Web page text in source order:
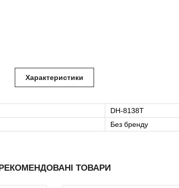
Характеристики
DH-8138Т
Без бренду
ТОВАРИ